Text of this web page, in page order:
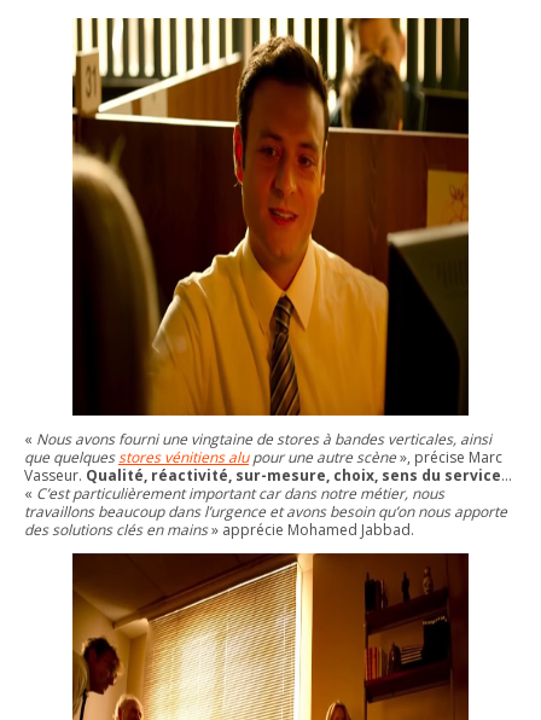
« Nous avons fourni une vingtaine de stores à bandes verticales, ainsi
que quelquesstores vénitiens alupour une autre scène», précise Marc
Vasseur. Qualité, réactivité, sur-mesure, choix, sens du service…
« C’est particulièrement important car dans notre métier, nous
travaillons beaucoup dans l’urgence et avons besoin qu’on nous apporte
des solutions clés en mains» apprécie Mohamed Jabbad.